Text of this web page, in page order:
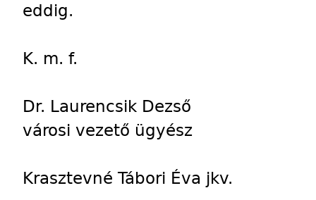
eddig.
K. m. f.
Dr. Laurencsik Dezső
városi vezető ügyész
Krasztevné Tábori Éva jkv.